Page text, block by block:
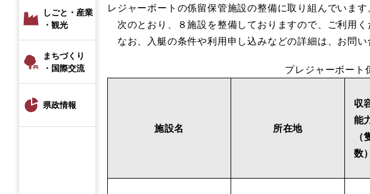
しごと・産業
・観光
まちづくり
・国際交流
県政情報
レジャーボートの係留保管施設の整備に取り組んでいます
次のとおり、８施設を整備しておりますので、ご利用く
なお、入艇の条件や利用申し込みなどの詳細は、お問い
プレジャーボート
施設名 所在地
収
能
（
数）